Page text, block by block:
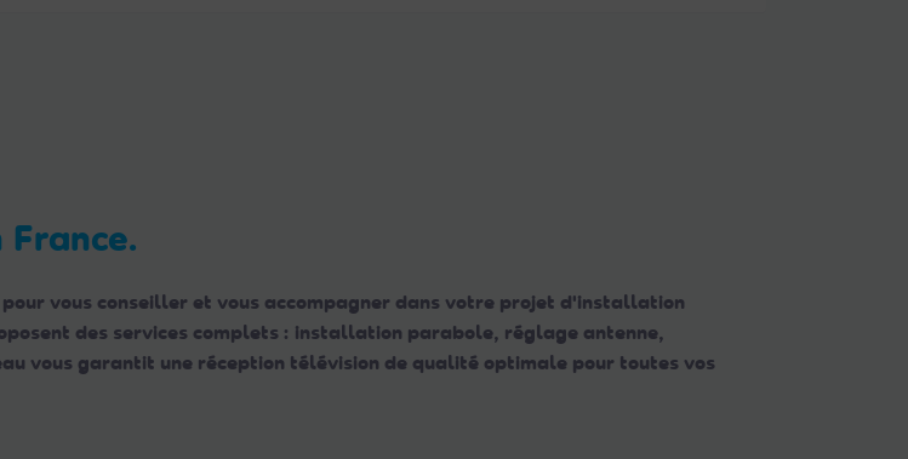
vous conseiller et vous accompagner dans votre projet d'installation
des services complets : installation parabole, réglage antenne,
vous garantit une réception télévision de qualité optimale pour toutes vos